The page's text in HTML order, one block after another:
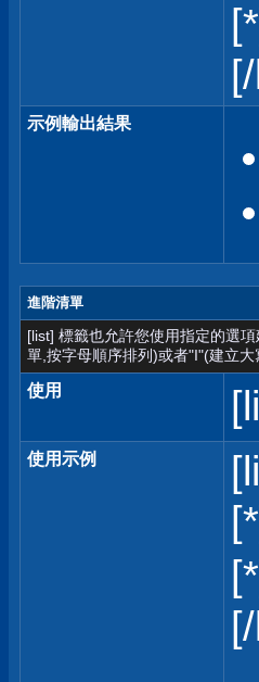
示例輸出結果
進階清單
[list] 標籤也允許您使用指定的選
單,按字母順序排列)或者"I"(建立
使用
使用示例